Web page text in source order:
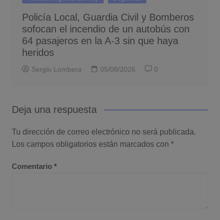
Policía Local, Guardia Civil y Bomberos
sofocan el incendio de un autobús con
64 pasajeros en la A-3 sin que haya
heridos
Sergio Lombera 05/08/2026 0
Deja una respuesta
Tu dirección de correo electrónico no será publicada.
Los campos obligatorios están marcados con *
Comentario *